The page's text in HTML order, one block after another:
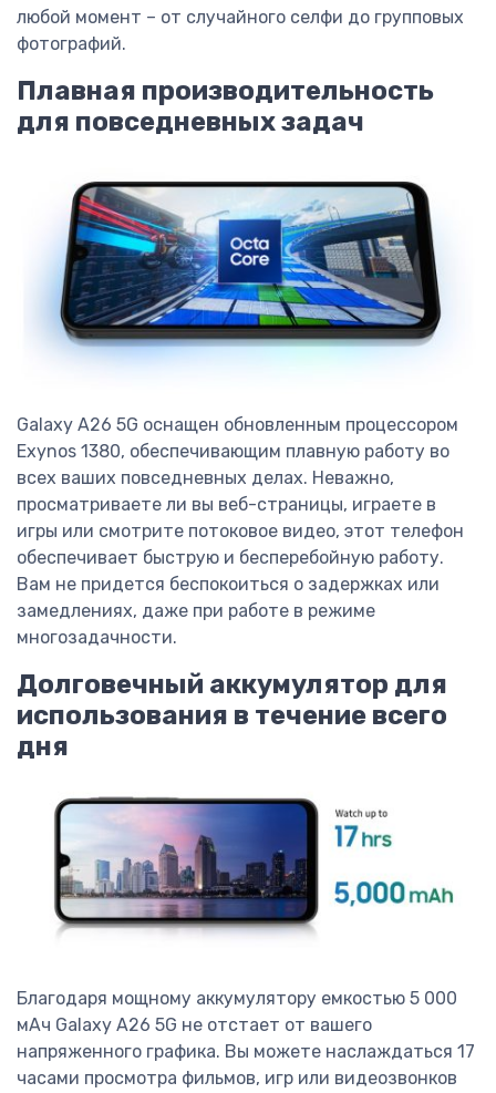
любой момент – от случайного селфи до групповых
фотографий.
Плавная производительность
для повседневных задач
Galaxy A26 5G оснащен обновленным процессором
Exynos 1380, обеспечивающим плавную работу во
всех ваших повседневных делах. Неважно,
просматриваете ли вы веб-страницы, играете в
игры или смотрите потоковое видео, этот телефон
обеспечивает быструю и бесперебойную работу.
Вам не придется беспокоиться о задержках или
замедлениях, даже при работе в режиме
многозадачности.
Долговечный аккумулятор для
использования в течение всего
дня
Благодаря мощному аккумулятору емкостью 5 000
мАч Galaxy A26 5G не отстает от вашего
напряженного графика. Вы можете наслаждаться 17
часами просмотра фильмов, игр или видеозвонков